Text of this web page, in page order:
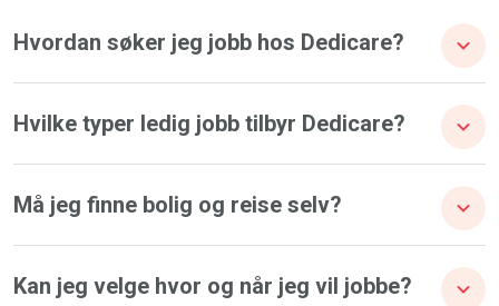
Hvordan søker jeg jobb hos Dedicare?
Hvilke typer ledig jobb tilbyr Dedicare?
Må jeg finne bolig og reise selv?
Kan jeg velge hvor og når jeg vil jobbe?